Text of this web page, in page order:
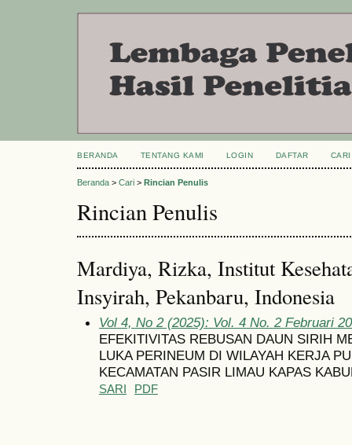
BERANDA TENTANG KAMI LOGIN DAFTAR CARI
Beranda > Cari > Rincian Penulis
Rincian Penulis
Mardiya, Rizka, Institut
Insyirah, Pekanbaru, Indonesia
Vol 4, No 2 (2025): Vol. 4 No. 2 Februari
EFEKITIVITAS REBUSAN DAUN SIRIH
LUKA PERINEUM DI WILAYAH KERJA
KECAMATAN PASIR LIMAU KAPAS
SARI PDF